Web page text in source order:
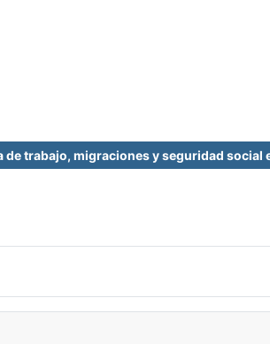
de trabajo, migraciones y seguridad social